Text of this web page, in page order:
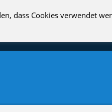
dass Cookies verwendet